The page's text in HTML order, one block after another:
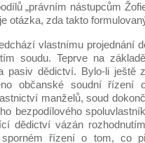
„právním nástupcům
otázka, zda takto
vlastnímu projednání
soudu. Teprve na
pasiv dědictví. Bylo-li ještě
občanské soudní řízení
manželů, soud
bezpodílového
dědictví vázán
řízení o tom, co